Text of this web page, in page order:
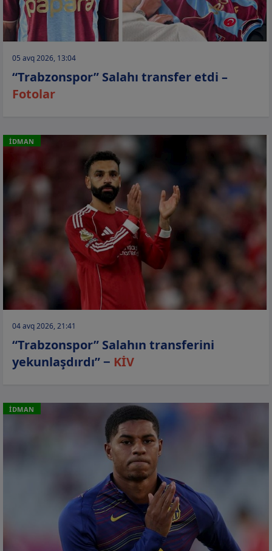
05 avq 2026, 13:04
“Trabzonspor” Salahı transfer etdi –
Fotolar
İDMAN
04 avq 2026, 21:41
“Trabzonspor” Salahın transferini
yekunlaşdırdı” − KİV
İDMAN